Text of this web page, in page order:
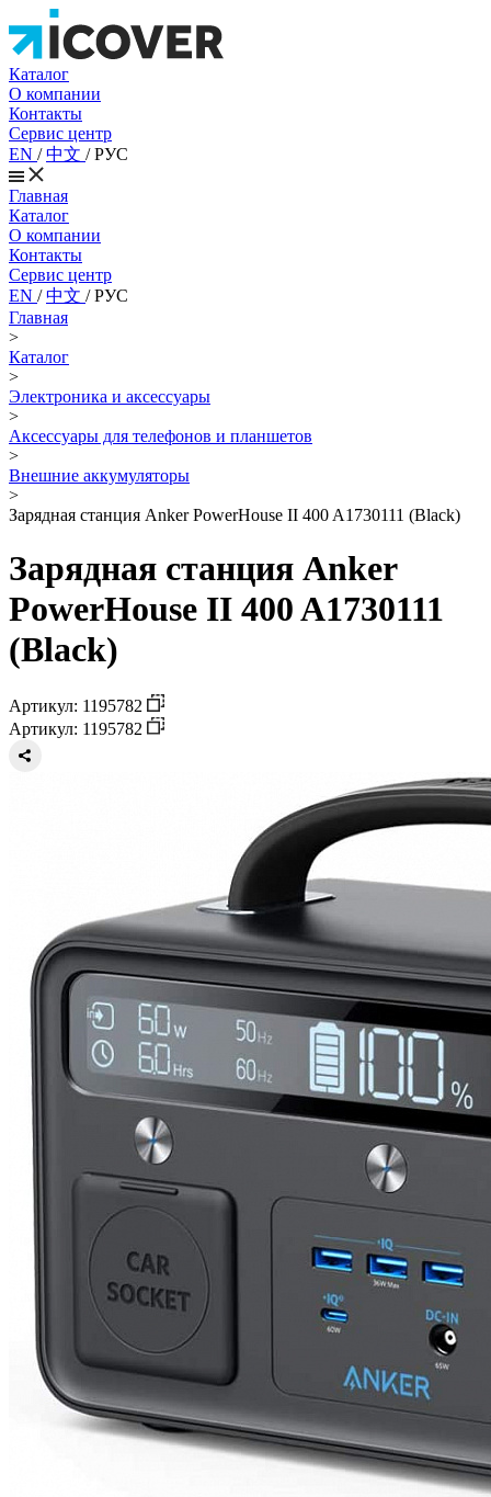
Каталог
О компании
Контакты
Сервис центр
EN /中文 /РУС
Главная
Каталог
О компании
Контакты
Сервис центр
EN /中文 /РУС
Главная
>
Каталог
>
Электроника и аксессуары
>
Аксессуары для телефонов и планшетов
>
Внешние аккумуляторы
>
Зарядная станция Anker PowerHouse II 400 A1730111 (Black)
Зарядная станция Anker
PowerHouse II 400 A1730111
(Black)
Артикул: 1195782
Артикул: 1195782